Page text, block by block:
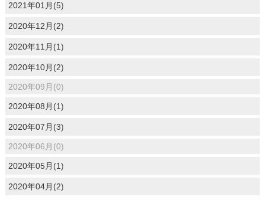
2021年01月(5)
2020年12月(2)
2020年11月(1)
2020年10月(2)
2020年09月(0)
2020年08月(1)
2020年07月(3)
2020年06月(0)
2020年05月(1)
2020年04月(2)